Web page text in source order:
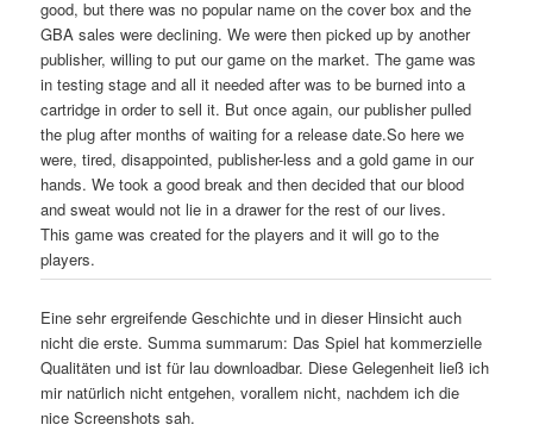
good, but there was no popular name on the cover box and the
GBA sales were declining. We were then picked up by another
publisher, willing to put our game on the market. The game was
in testing stage and all it needed after was to be burned into a
cartridge in order to sell it. But once again, our publisher pulled
the plug after months of waiting for a release date.So here we
were, tired, disappointed, publisher-less and a gold game in our
hands. We took a good break and then decided that our blood
and sweat would not lie in a drawer for the rest of our lives.
This game was created for the players and it will go to the
players.
Eine sehr ergreifende Geschichte und in dieser Hinsicht auch
nicht die erste. Summa summarum: Das Spiel hat kommerzielle
Qualitäten und ist für lau downloadbar. Diese Gelegenheit ließ ich
mir natürlich nicht entgehen, vorallem nicht, nachdem ich die
nice Screenshots sah.